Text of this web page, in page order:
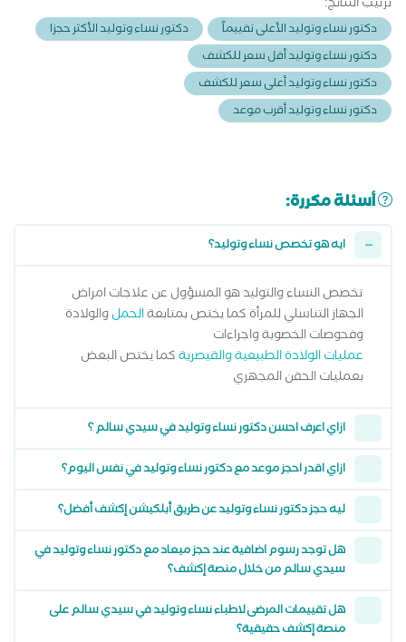
ترتيب النتائج:
دكتور نساء وتوليد الأعلى تقييماً
دكتور نساء وتوليد الأكثر حجزا
دكتور نساء وتوليد أقل سعر للكشف
دكتور نساء وتوليد أعلى سعر للكشف
دكتور نساء وتوليد أقرب موعد
أسئلة مكررة:
ايه هو تخصص نساء وتوليد؟
تخصص النساء والتوليد هو المسؤول عن علاجات امراض
الجهاز التناسلي للمرأة كما يختص بمتابعةالحملوالولادة
وفحوصات الخصوبة واجراءات
عمليات الولادة الطبيعية والقيصريةكما يختص البعض
بعمليات الحقن المجهري
ازاي اعرف احسن دكتور نساء وتوليد في سيدي سالم ؟
ازاي اقدر احجز موعد مع دكتور نساء وتوليد في نفس اليوم؟
ليه حجز دكتور نساء وتوليد عن طريق أبلكيشن إكشف أفضل؟
هل توجد رسوم اضافية عند حجز ميعاد مع دكتور نساء وتوليد في
سيدي سالم من خلال منصة إكشف؟
هل تقييمات المرضى لاطباء نساء وتوليد في سيدي سالم على
منصة إكشف حقيقية؟